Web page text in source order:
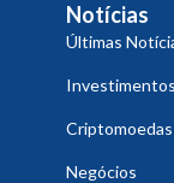
Notícias
Últimas
Investimentos
Criptomoedas
Negócios